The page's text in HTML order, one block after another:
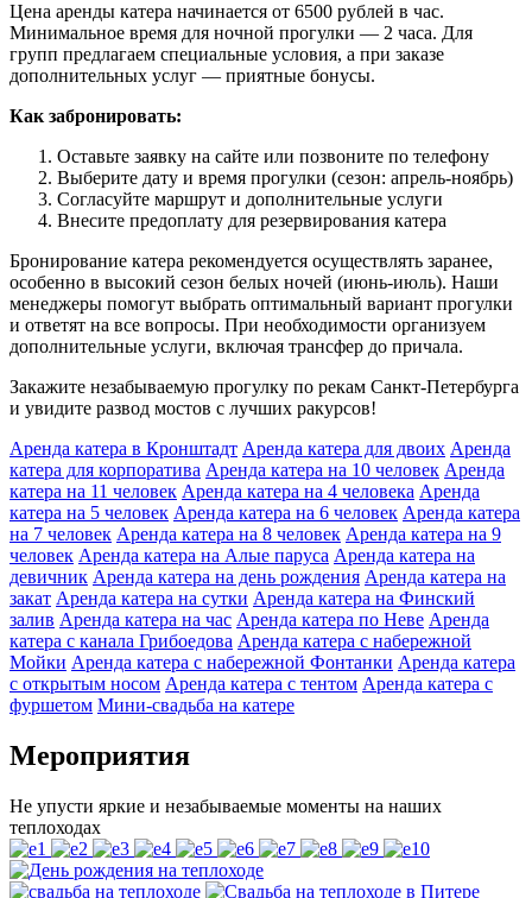
Цена аренды катера начинается от 6500 рублей в час.
Минимальное время для ночной прогулки — 2 часа. Для
групп предлагаем специальные условия, а при заказе
дополнительных услуг — приятные бонусы.
Как забронировать:
Оставьте заявку на сайте или позвоните по телефону
Выберите дату и время прогулки (сезон: апрель-ноябрь)
Согласуйте маршрут и дополнительные услуги
Внесите предоплату для резервирования катера
Бронирование катера рекомендуется осуществлять заранее,
особенно в высокий сезон белых ночей (июнь-июль). Наши
менеджеры помогут выбрать оптимальный вариант прогулки
и ответят на все вопросы. При необходимости организуем
дополнительные услуги, включая трансфер до причала.
Закажите незабываемую прогулку по рекам Санкт-Петербурга
и увидите развод мостов с лучших ракурсов!
Аренда катера в Кронштадт Аренда катера для двоих Аренда
катера для корпоратива Аренда катера на 10 человек Аренда
катера на 11 человек Аренда катера на 4 человека Аренда
катера на 5 человек Аренда катера на 6 человек Аренда катера
на 7 человек Аренда катера на 8 человек Аренда катера на 9
человек Аренда катера на Алые паруса Аренда катера на
девичник Аренда катера на день рождения Аренда катера на
закат Аренда катера на сутки Аренда катера на Финский
залив Аренда катера на час Аренда катера по Неве Аренда
катера с канала Грибоедова Аренда катера с набережной
Мойки Аренда катера с набережной Фонтанки Аренда катера
с открытым носом Аренда катера с тентом Аренда катера с
фуршетом Мини-свадьба на катере
Мероприятия
Не упусти яркие и незабываемые моменты на наших
теплоходах